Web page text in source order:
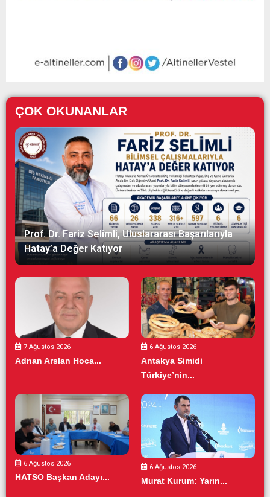
ÇOK OKUNANLAR
Prof. Dr. Fariz Selimli, Uluslararası Başarılarıyla
Hatay’a Değer Katıyor
7 Ağustos 2026
Adnan Arslan Hoca...
6 Ağustos 2026
Antakya Simidi
Türkiye’nin...
6 Ağustos 2026
HATSO Başkan Adayı...
6 Ağustos 2026
Murat Kurum: Yarın...